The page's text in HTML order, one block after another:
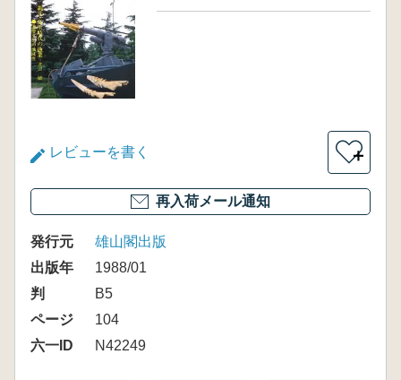
レビューを書く ＋
再入荷メール通知
発行元
雄山閣出版
出版年
1988/01
判
B5
ページ
104
六一ID
N42249